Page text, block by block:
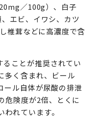
／100g）、白子
エビ、イワシ、カツ
椎茸などに高濃度で含
ことが推奨されてい
多く含まれ、ビール
ル自体が尿酸の排泄
危険度が2倍、とくに
れています。